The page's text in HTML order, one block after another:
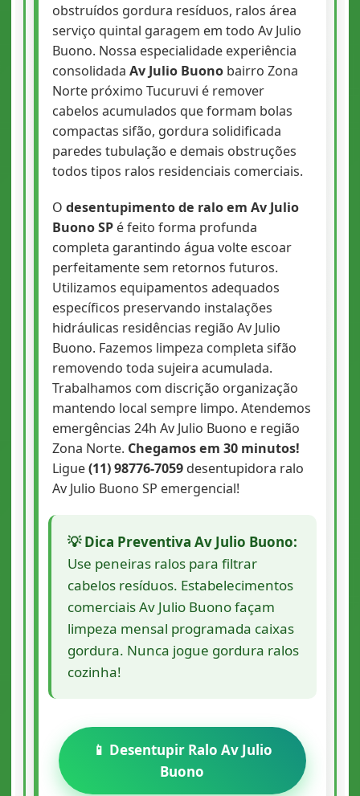
obstruídos gordura resíduos, ralos área
serviço quintal garagem em todo Av Julio
Buono. Nossa especialidade experiência
consolidada Av Julio Buonobairro Zona
Norte próximo Tucuruvi é remover
cabelos acumulados que formam bolas
compactas sifão, gordura solidificada
paredes tubulação e demais obstruções
todos tipos ralos residenciais comerciais.
O desentupimento de ralo em Av Julio
Buono SPé feito forma profunda
completa garantindo água volte escoar
perfeitamente sem retornos futuros.
Utilizamos equipamentos adequados
específicos preservando instalações
hidráulicas residências região Av Julio
Buono. Fazemos limpeza completa sifão
removendo toda sujeira acumulada.
Trabalhamos com discrição organização
mantendo local sempre limpo. Atendemos
emergências 24h Av Julio Buono e região
Zona Norte. Chegamos em 30 minutos!
Ligue(11) 98776-7059desentupidora ralo
Av Julio Buono SP emergencial!
💡 Dica Preventiva Av Julio Buono:
Use peneiras ralos para filtrar
cabelos resíduos. Estabelecimentos
comerciais Av Julio Buono façam
limpeza mensal programada caixas
gordura. Nunca jogue gordura ralos
cozinha!
📱 Desentupir Ralo Av Julio
Buono